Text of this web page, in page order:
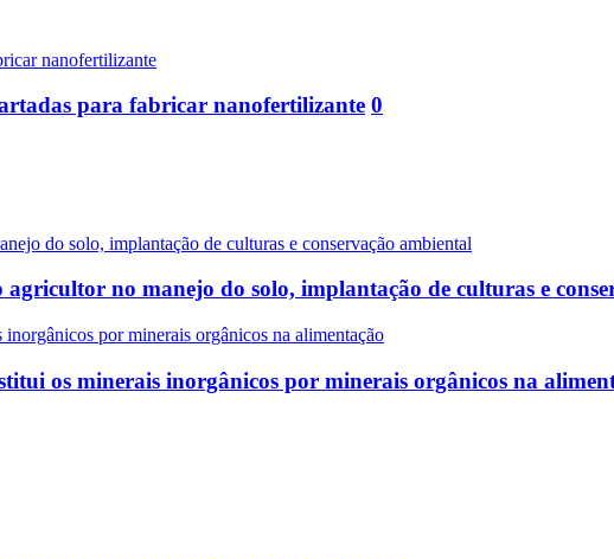
para fabricar nanofertilizante 0
no manejo do solo, implantação de culturas e
os minerais inorgânicos por minerais orgânicos na